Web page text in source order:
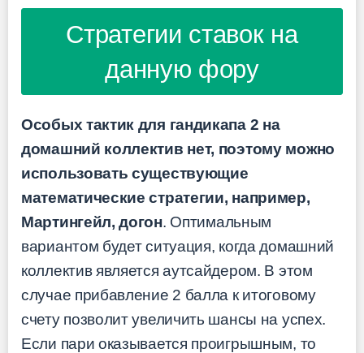
Стратегии ставок на
данную фору
Особых тактик для гандикапа 2 на
домашний коллектив нет, поэтому можно
использовать существующие
математические стратегии, например,
Мартингейл, догон. Оптимальным
вариантом будет ситуация, когда домашний
коллектив является аутсайдером. В этом
случае прибавление 2 балла к итоговому
счету позволит увеличить шансы на успех.
Если пари оказывается проигрышным, то